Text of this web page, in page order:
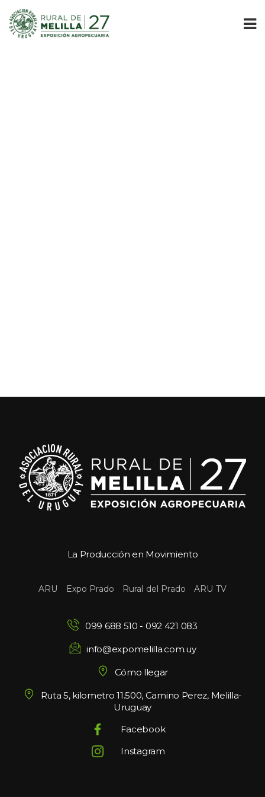
La Producción en Movimiento
ARU Expo Prado Rural del Prado ARU TV
099 688 510 - 092 421 083
info@expomelilla.com.uy
Cómo llegar
Ruta 5, kilometro 11.500, Camino Perez, Melilla-
Uruguay
Facebook
Instagram